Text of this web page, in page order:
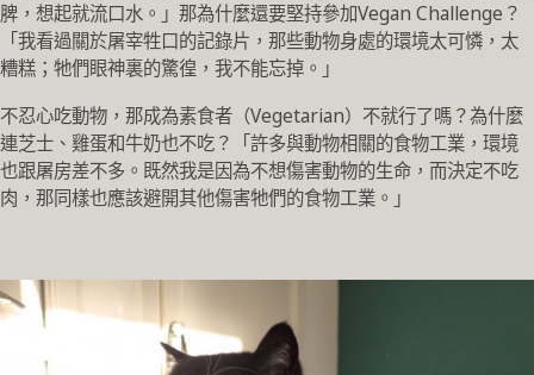
脾，想起就流口水。」那為什麼還要堅持參加Vegan Challenge？
「我看過關於屠宰牲口的記錄片，那些動物身處的環境太可憐，太
糟糕；牠們眼神裏的驚徨，我不能忘掉。」
不忍心吃動物，那成為素食者（Vegetarian）不就行了嗎？為什麼
連芝士、雞蛋和牛奶也不吃？「許多與動物相關的食物工業，環境
也跟屠房差不多。既然我是因為不想傷害動物的生命，而決定不吃
肉，那同樣也應該避開其他傷害牠們的食物工業。」